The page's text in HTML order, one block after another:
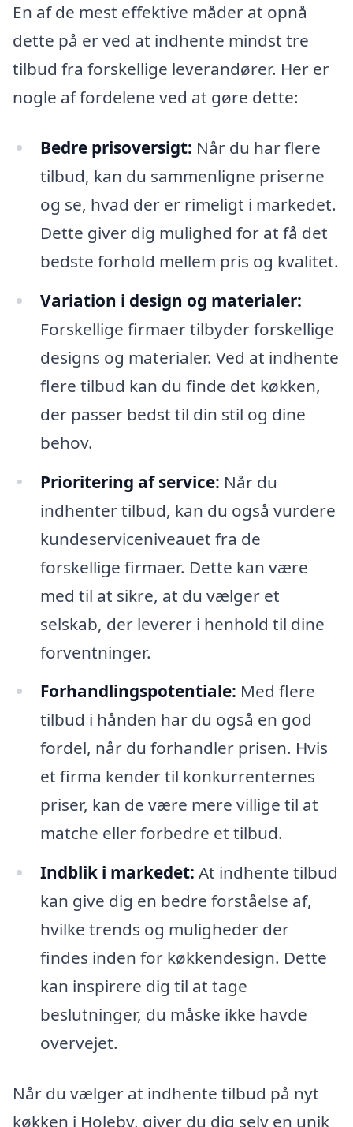
En af de mest effektive måder at opnå
dette på er ved at indhente mindst tre
tilbud fra forskellige leverandører. Her er
nogle af fordelene ved at gøre dette:
Bedre prisoversigt: Når du har flere
tilbud, kan du sammenligne priserne
og se, hvad der er rimeligt i markedet.
Dette giver dig mulighed for at få det
bedste forhold mellem pris og kvalitet.
Variation i design og materialer:
Forskellige firmaer tilbyder forskellige
designs og materialer. Ved at indhente
flere tilbud kan du finde det køkken,
der passer bedst til din stil og dine
behov.
Prioritering af service: Når du
indhenter tilbud, kan du også vurdere
kundeserviceniveauet fra de
forskellige firmaer. Dette kan være
med til at sikre, at du vælger et
selskab, der leverer i henhold til dine
forventninger.
Forhandlingspotentiale: Med flere
tilbud i hånden har du også en god
fordel, når du forhandler prisen. Hvis
et firma kender til konkurrenternes
priser, kan de være mere villige til at
matche eller forbedre et tilbud.
Indblik i markedet: At indhente tilbud
kan give dig en bedre forståelse af,
hvilke trends og muligheder der
findes inden for køkkendesign. Dette
kan inspirere dig til at tage
beslutninger, du måske ikke havde
overvejet.
Når du vælger at indhente tilbud på nyt
køkken i Holeby, giver du dig selv en unik